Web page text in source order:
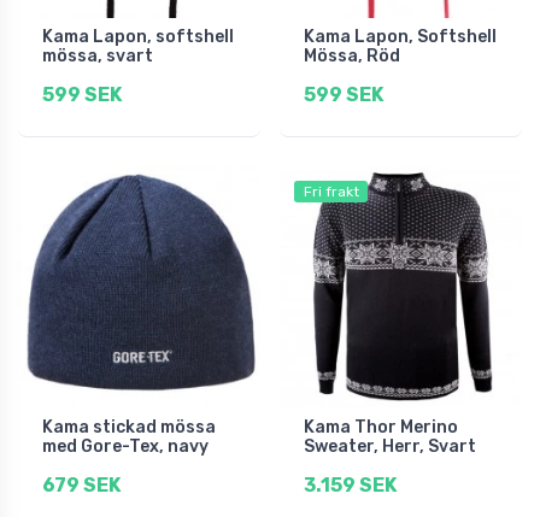
Kama Lapon, softshell
mössa, svart
599 SEK
Kama Lapon, Softshell
Mössa, Röd
599 SEK
Kama stickad mössa
med Gore-Tex, navy
679 SEK
Fri frakt
Kama Thor Merino
Sweater, Herr, Svart
3.159 SEK